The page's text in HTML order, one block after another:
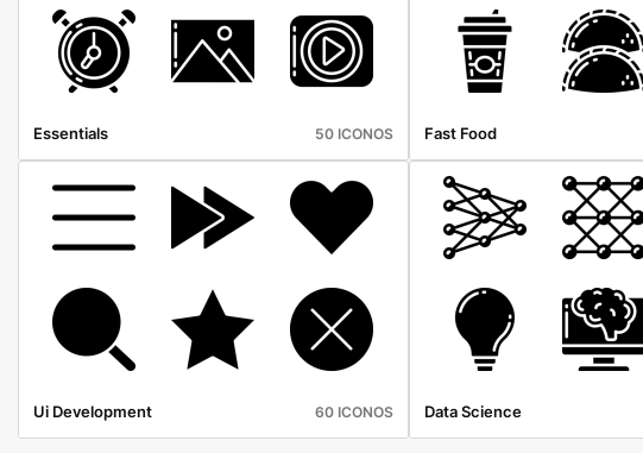
Essentials 50 ICONOS Fast Food
Ui Development 60 ICONOS Data Science